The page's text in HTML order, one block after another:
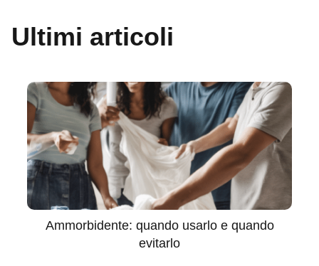
Ultimi articoli
Ammorbidente: quando usarlo e quando
evitarlo